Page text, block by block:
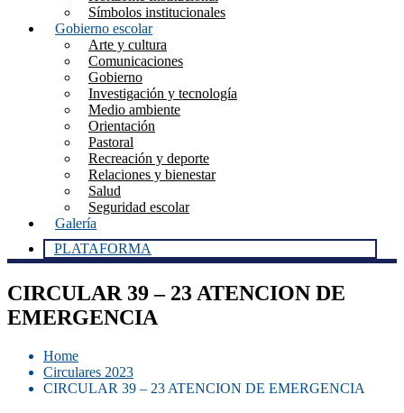
Símbolos institucionales
Gobierno escolar
Arte y cultura
Comunicaciones
Gobierno
Investigación y tecnología
Medio ambiente
Orientación
Pastoral
Recreación y deporte
Relaciones y bienestar
Salud
Seguridad escolar
Galería
PLATAFORMA
CIRCULAR 39 – 23 ATENCION DE
EMERGENCIA
Home
Circulares 2023
CIRCULAR 39 – 23 ATENCION DE EMERGENCIA